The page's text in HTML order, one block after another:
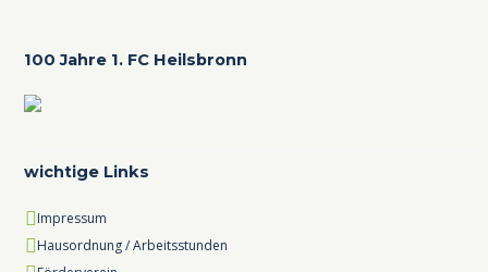
100 Jahre 1. FC Heilsbronn
wichtige Links
Impressum
Hausordnung / Arbeitsstunden